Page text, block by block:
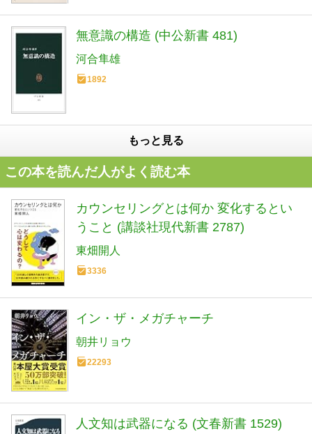
無意識の構造 (中公新書 481)
河合隼雄
1892
もっと見る
この本を読んだ人がよく読む本
カウンセリングとは何か 変化するとい
うこと (講談社現代新書 2787)
東畑開人
3336
イン・ザ・メガチャーチ
朝井リョウ
22293
人文知は武器になる (文春新書 1529)